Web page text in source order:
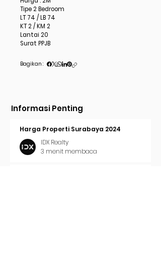
Tipe 2 Bedroom
LT 74 / LB 74
KT 2 / KM 2
Lantai 20
Surat PPJB
Bagikan :
Informasi Penting
Harga Properti Surabaya 2024
IDX Realty
3 menit membaca